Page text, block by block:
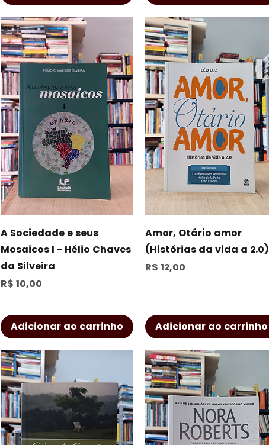
Visualização rápida
A Sociedade e seus
Mosaicos I - Hélio Chaves
da Silveira
Preço
R$ 10,00
Adicionar ao carrinho
Visualização rápida
Amor, Otário amor
(Histórias da vida a 2.0)
Preço
R$ 12,00
Adicionar ao carrinho